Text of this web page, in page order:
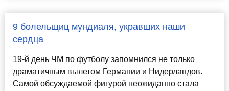
9 болельщиц мундиаля, укравших наши
сердца
19-й день ЧМ по футболу запомнился не только
драматичным вылетом Германии и Нидерландов.
Самой обсуждаемой фигурой неожиданно стала